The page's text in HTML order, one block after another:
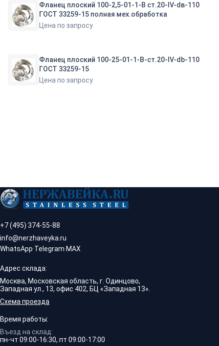
Фланец плоский 100-2,5-01-1-В ст.20-IV-dв-110
ГОСТ 33259-15 полная мех.обработка
Цена по запросу
Фланец плоский 100-25-01-1-B-ст.20-IV-db-110
ГОСТ 33259-15
Цена по запросу
+7 (495) 374-55-88
info@nerzhaveyka.ru
WhatsApp·Telegram·MAX
Адрес склада:
Москва, Московская область, г. Одинцово,
Западная ул., 13, офис 402, БЦ «Западная 13».
Схема проезда
Время работы:
Въезд на склад:
пн-чт 09:00-16:30, пт 09:00-17:00